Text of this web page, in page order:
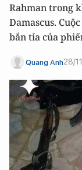
Rahman trong
Damascus.
bắn tỉa của
Quang Anh28/